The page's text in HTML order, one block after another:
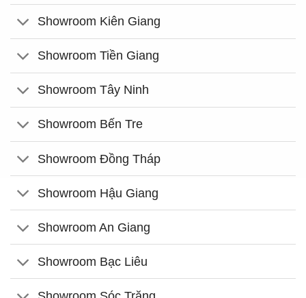
Showroom Kiên Giang
Showroom Tiền Giang
Showroom Tây Ninh
Showroom Bến Tre
Showroom Đồng Tháp
Showroom Hậu Giang
Showroom An Giang
Showroom Bạc Liêu